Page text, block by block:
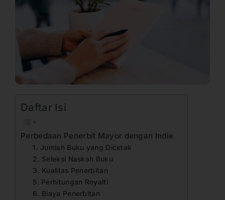
Daftar Isi
Perbedaan Penerbit Mayor dengan Indie
1. Jumlah Buku yang Dicetak
2. Seleksi Naskah Buku
3. Kualitas Penerbitan
5. Perhitungan Royalti
6. Biaya Penerbitan